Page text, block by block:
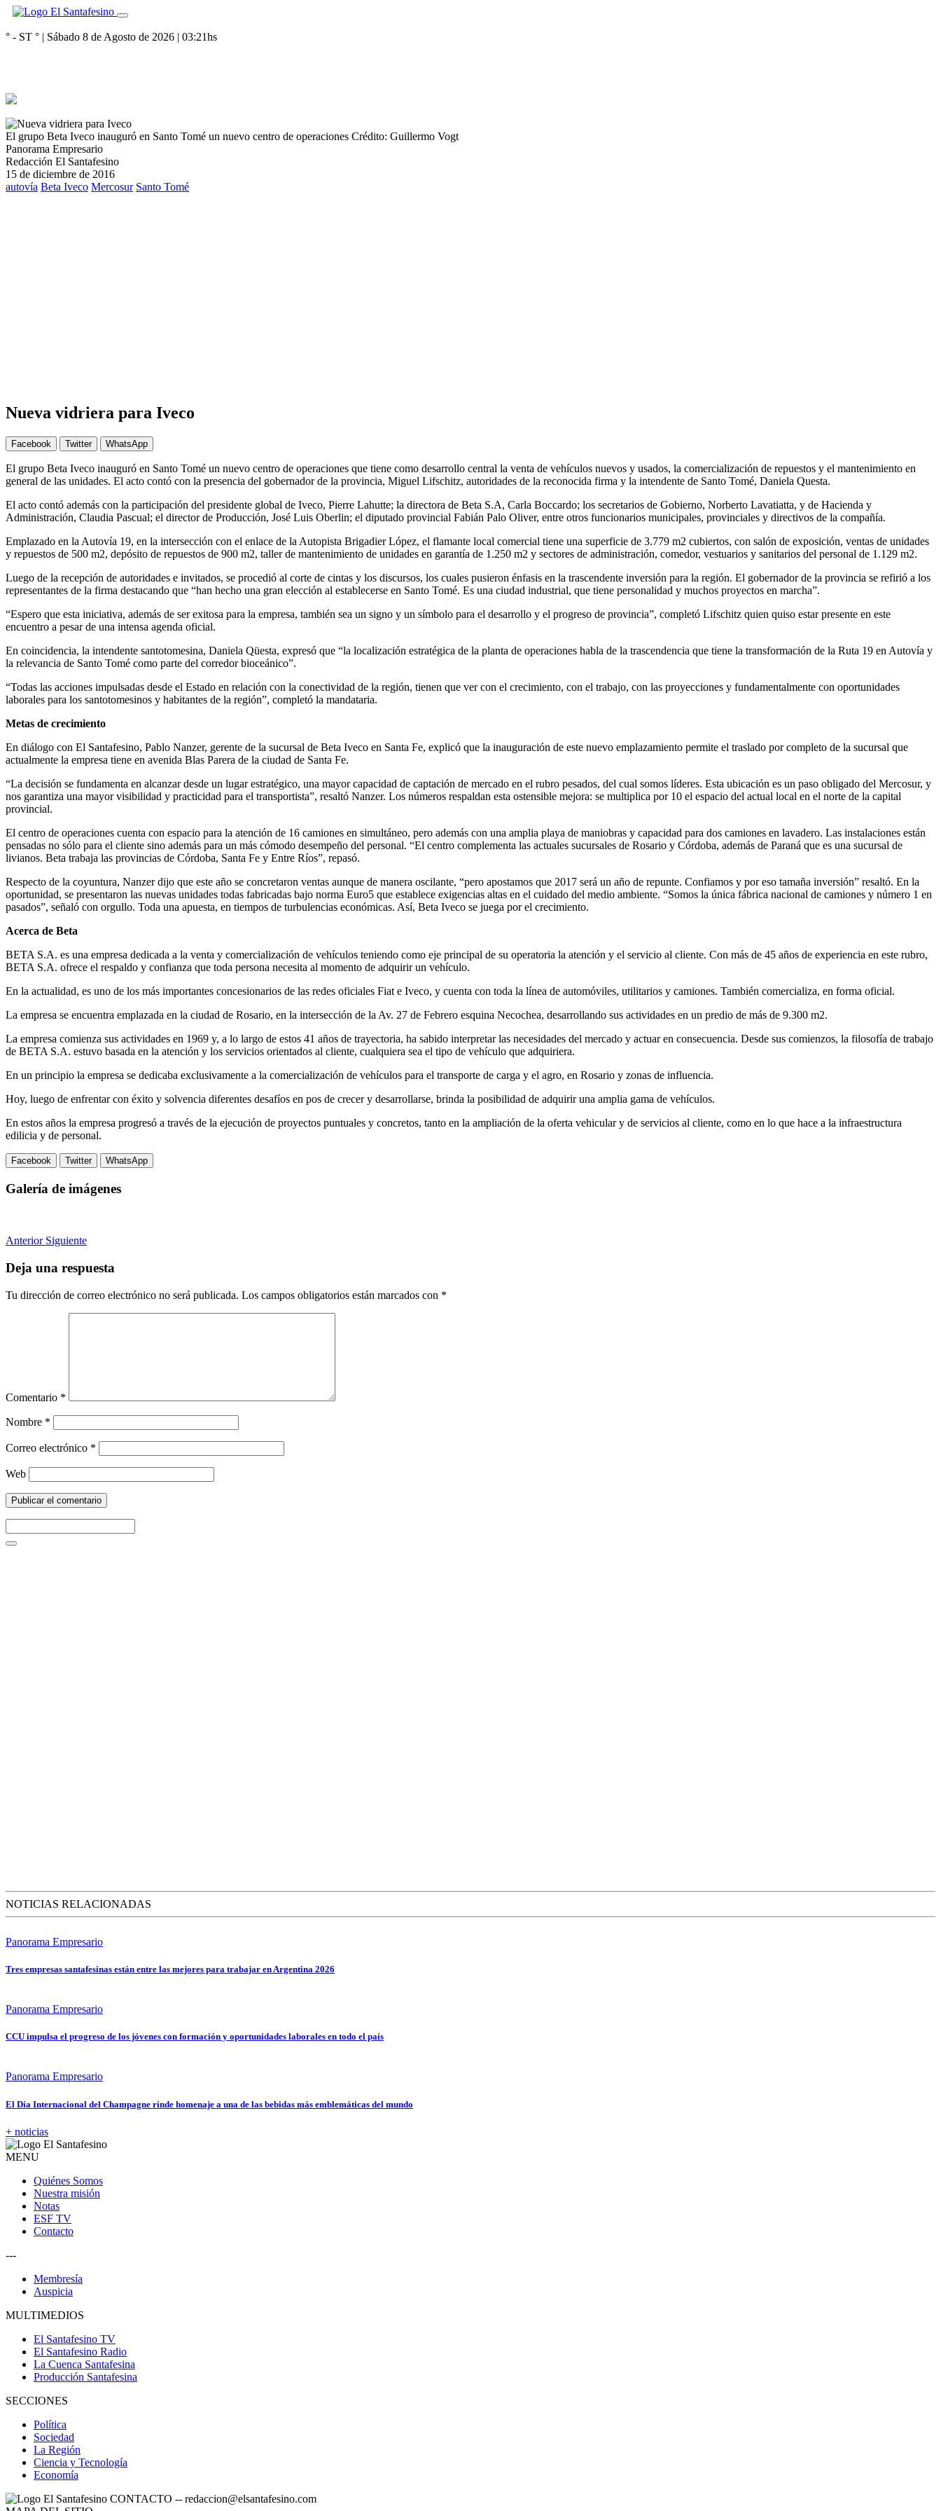
° - ST ° | Sábado 8 de Agosto de 2026 | 03:21hs
El grupo Beta Iveco inauguró en Santo Tomé un nuevo centro de operaciones Crédito: Guillermo Vogt
Panorama Empresario
Redacción El Santafesino
15 de diciembre de 2016
autovía Beta Iveco Mercosur Santo Tomé
Nueva vidriera para Iveco
Facebook Twitter WhatsApp
El grupo Beta Iveco inauguró en Santo Tomé un nuevo centro de operaciones que tiene como desarrollo central la venta de vehículos nuevos y usados, la comercialización de repuestos y el mantenimiento en
general de las unidades. El acto contó con la presencia del gobernador de la provincia, Miguel Lifschitz, autoridades de la reconocida firma y la intendente de Santo Tomé, Daniela Questa.
El acto contó además con la participación del presidente global de Iveco, Pierre Lahutte; la directora de Beta S.A, Carla Boccardo; los secretarios de Gobierno, Norberto Lavatiatta, y de Hacienda y
Administración, Claudia Pascual; el director de Producción, José Luis Oberlin; el diputado provincial Fabián Palo Oliver, entre otros funcionarios municipales, provinciales y directivos de la compañía.
Emplazado en la Autovía 19, en la intersección con el enlace de la Autopista Brigadier López, el flamante local comercial tiene una superficie de 3.779 m2 cubiertos, con salón de exposición, ventas de unidades
y repuestos de 500 m2, depósito de repuestos de 900 m2, taller de mantenimiento de unidades en garantía de 1.250 m2 y sectores de administración, comedor, vestuarios y sanitarios del personal de 1.129 m2.
Luego de la recepción de autoridades e invitados, se procedió al corte de cintas y los discursos, los cuales pusieron énfasis en la trascendente inversión para la región. El gobernador de la provincia se refirió a los
representantes de la firma destacando que “han hecho una gran elección al establecerse en Santo Tomé. Es una ciudad industrial, que tiene personalidad y muchos proyectos en marcha”.
“Espero que esta iniciativa, además de ser exitosa para la empresa, también sea un signo y un símbolo para el desarrollo y el progreso de provincia”, completó Lifschitz quien quiso estar presente en este
encuentro a pesar de una intensa agenda oficial.
En coincidencia, la intendente santotomesina, Daniela Qüesta, expresó que “la localización estratégica de la planta de operaciones habla de la trascendencia que tiene la transformación de la Ruta 19 en Autovía y
la relevancia de Santo Tomé como parte del corredor bioceánico”.
“Todas las acciones impulsadas desde el Estado en relación con la conectividad de la región, tienen que ver con el crecimiento, con el trabajo, con las proyecciones y fundamentalmente con oportunidades
laborales para los santotomesinos y habitantes de la región”, completó la mandataria.
Metas de crecimiento
En diálogo con El Santafesino, Pablo Nanzer, gerente de la sucursal de Beta Iveco en Santa Fe, explicó que la inauguración de este nuevo emplazamiento permite el traslado por completo de la sucursal que
actualmente la empresa tiene en avenida Blas Parera de la ciudad de Santa Fe.
“La decisión se fundamenta en alcanzar desde un lugar estratégico, una mayor capacidad de captación de mercado en el rubro pesados, del cual somos líderes. Esta ubicación es un paso obligado del Mercosur, y
nos garantiza una mayor visibilidad y practicidad para el transportista”, resaltó Nanzer. Los números respaldan esta ostensible mejora: se multiplica por 10 el espacio del actual local en el norte de la capital
provincial.
El centro de operaciones cuenta con espacio para la atención de 16 camiones en simultáneo, pero además con una amplia playa de maniobras y capacidad para dos camiones en lavadero. Las instalaciones están
pensadas no sólo para el cliente sino además para un más cómodo desempeño del personal. “El centro complementa las actuales sucursales de Rosario y Córdoba, además de Paraná que es una sucursal de
livianos. Beta trabaja las provincias de Córdoba, Santa Fe y Entre Ríos”, repasó.
Respecto de la coyuntura, Nanzer dijo que este año se concretaron ventas aunque de manera oscilante, “pero apostamos que 2017 será un año de repunte. Confiamos y por eso tamaña inversión” resaltó. En la
oportunidad, se presentaron las nuevas unidades todas fabricadas bajo norma Euro5 que establece exigencias altas en el cuidado del medio ambiente. “Somos la única fábrica nacional de camiones y número 1 en
pasados”, señaló con orgullo. Toda una apuesta, en tiempos de turbulencias económicas. Así, Beta Iveco se juega por el crecimiento.
Acerca de Beta
BETA S.A. es una empresa dedicada a la venta y comercialización de vehículos teniendo como eje principal de su operatoria la atención y el servicio al cliente. Con más de 45 años de experiencia en este rubro,
BETA S.A. ofrece el respaldo y confianza que toda persona necesita al momento de adquirir un vehículo.
En la actualidad, es uno de los más importantes concesionarios de las redes oficiales Fiat e Iveco, y cuenta con toda la línea de automóviles, utilitarios y camiones. También comercializa, en forma oficial.
La empresa se encuentra emplazada en la ciudad de Rosario, en la intersección de la Av. 27 de Febrero esquina Necochea, desarrollando sus actividades en un predio de más de 9.300 m2.
La empresa comienza sus actividades en 1969 y, a lo largo de estos 41 años de trayectoria, ha sabido interpretar las necesidades del mercado y actuar en consecuencia. Desde sus comienzos, la filosofía de trabajo
de BETA S.A. estuvo basada en la atención y los servicios orientados al cliente, cualquiera sea el tipo de vehículo que adquiriera.
En un principio la empresa se dedicaba exclusivamente a la comercialización de vehículos para el transporte de carga y el agro, en Rosario y zonas de influencia.
Hoy, luego de enfrentar con éxito y solvencia diferentes desafíos en pos de crecer y desarrollarse, brinda la posibilidad de adquirir una amplia gama de vehículos.
En estos años la empresa progresó a través de la ejecución de proyectos puntuales y concretos, tanto en la ampliación de la oferta vehicular y de servicios al cliente, como en lo que hace a la infraestructura
edilicia y de personal.
Facebook Twitter WhatsApp
Galería de imágenes
Anterior Siguiente
Deja una respuesta
Tu dirección de correo electrónico no será publicada. Los campos obligatorios están marcados con *
Comentario *
Nombre *
Correo electrónico *
Web
NOTICIAS RELACIONADAS
Panorama Empresario
Tres empresas santafesinas están entre las mejores para trabajar en Argentina 2026
Panorama Empresario
CCU impulsa el progreso de los jóvenes con formación y oportunidades laborales en todo el país
Panorama Empresario
El Día Internacional del Champagne rinde homenaje a una de las bebidas más emblemáticas del mundo
+ noticias
MENU
Quiénes Somos
Nuestra misión
Notas
ESF TV
Contacto
---
Membresía
Auspicia
MULTIMEDIOS
El Santafesino TV
El Santafesino Radio
La Cuenca Santafesina
Producción Santafesina
SECCIONES
Política
Sociedad
La Región
Ciencia y Tecnología
Economía
CONTACTO -- redaccion@elsantafesino.com